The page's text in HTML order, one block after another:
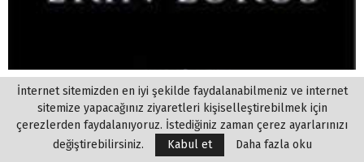
Veroponen Hikayeleri 1 – Okyanus
İnternet sitemizden en iyi şekilde faydalanabilmeniz ve internet
sitemize yapacağınız ziyaretleri kişiselleştirebilmek için
çerezlerden faydalanıyoruz. İstediğiniz zaman çerez ayarlarınızı
değiştirebilirsiniz.
Kabul et Daha fazla oku